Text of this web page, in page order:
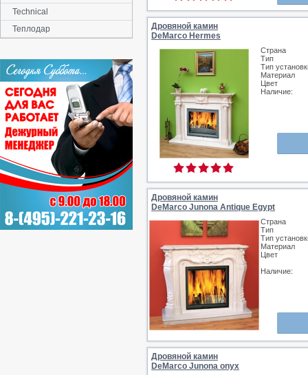
Дровяной камин
DeMarco Hermes
Страна
Тип
Тип
Материал
Цвет
Наличие:
Дровяной камин
DeMarco Junona Antique Egypt
Страна
Тип
Тип
Материал
Цвет
Наличие:
Дровяной камин
DeMarco Junona onyx
Technical
Теплодар